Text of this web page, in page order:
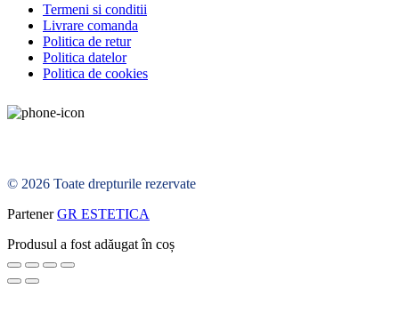
Termeni si conditii
Livrare comanda
Politica de retur
Politica datelor
Politica de cookies
© 2026 Toate drepturile rezervate
PartenerGR ESTETICA
Produsul a fost adăugat în coș